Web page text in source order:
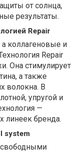
от солнца,
результаты.
Repair
а коллагеновые и
Repair
Она стимулирует
а также
волокна. В
упругой и
—
бренда.
system